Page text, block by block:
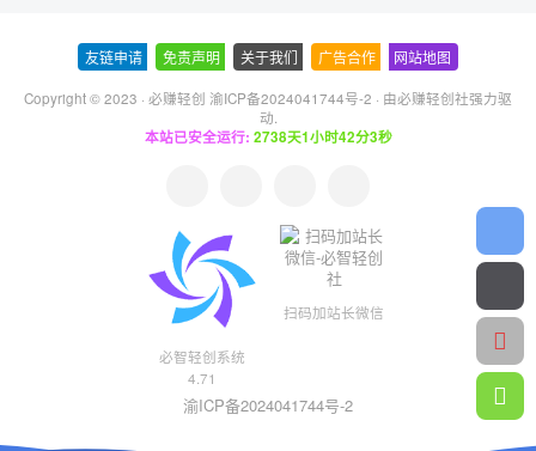
友链申请 免责声明 关于我们 广告合作 网站地图
Copyright © 2023 · 必赚轻创 渝ICP备2024041744号-2 · 由必赚轻创社强力驱
动.
本站已安全运行: 2738天1小时42分4秒
必智轻创系统
4.71
扫码加站长微信
渝ICP备2024041744号-2